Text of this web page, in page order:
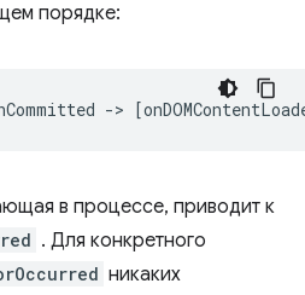
порядке:
в процессе, приводит к
. Для конкретного
никаких